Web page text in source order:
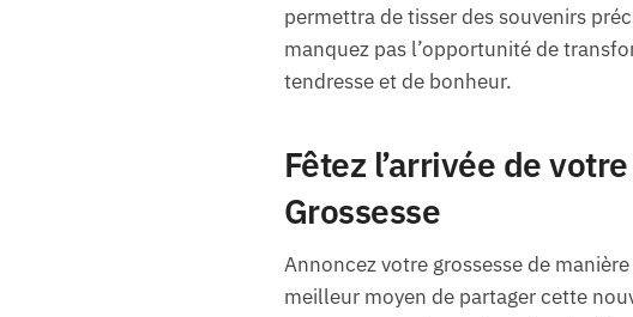
permettra de tisser des souvenirs
manquez pas l’opportunité de
tendresse et de bonheur.
Fêtez l’arrivée de
Grossesse
Annoncez votre grossesse de
meilleur moyen de partager cette